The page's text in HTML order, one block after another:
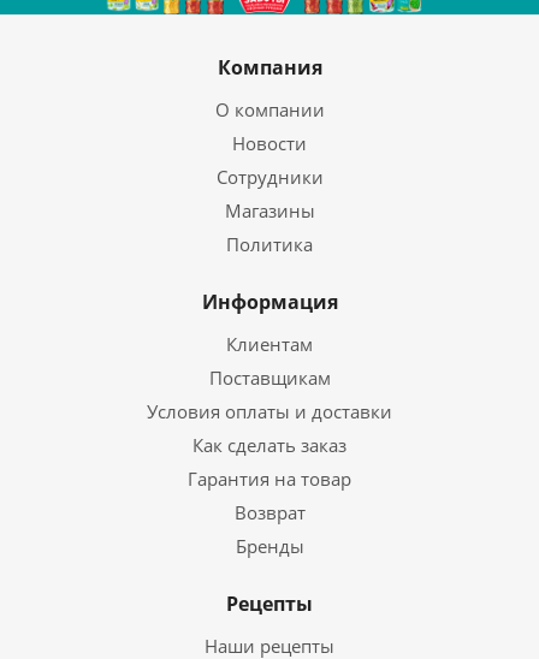
Компания
О компании
Новости
Сотрудники
Магазины
Политика
Информация
Клиентам
Поставщикам
Условия оплаты и доставки
Как сделать заказ
Гарантия на товар
Возврат
Бренды
Рецепты
Наши рецепты